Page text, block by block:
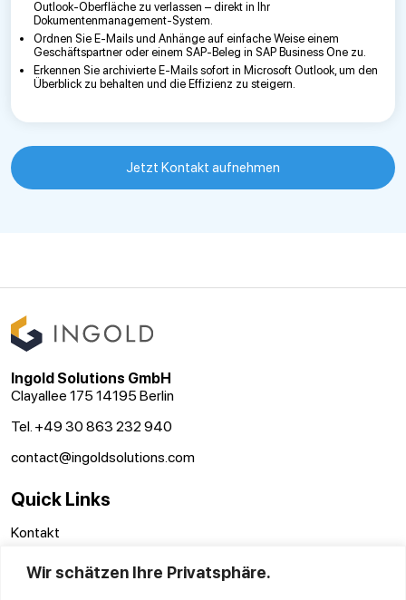
Wir schätzen Ihre Privatsphäre.
Outlook-Oberfläche zu verlassen – direkt in Ihr
Dokumentenmanagement-System.
Ordnen Sie E-Mails und Anhänge auf einfache Weise einem
Geschäftspartner oder einem SAP-Beleg in SAP Business One zu.
Erkennen Sie archivierte E-Mails sofort in Microsoft Outlook, um den
Überblick zu behalten und die Effizienz zu steigern.
Jetzt Kontakt aufnehmen
Ingold Solutions GmbH
Clayallee 175 14195 Berlin
Tel. +49 30 863 232 940
contact@ingoldsolutions.com
Quick Links
Kontakt
Impressum